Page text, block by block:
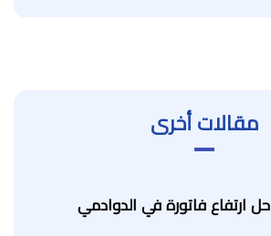
مقالات أخرى
حل ارتفاع فاتورة في الدوادمي